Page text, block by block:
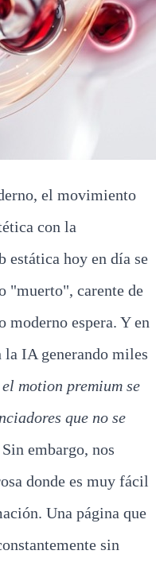
el movimiento
con la
estática hoy en día se
"muerto", carente de
espera. Y en
la IA generando miles
el motion premium se
que no se
Sin embargo, nos
donde es muy fácil
Una página que
sin